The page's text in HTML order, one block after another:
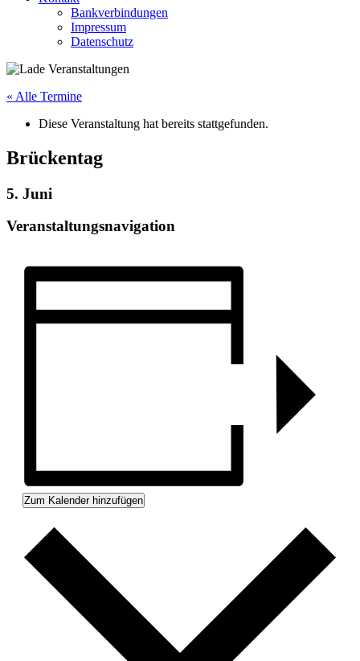
Bankverbindungen
Impressum
Datenschutz
« Alle Termine
Diese Veranstaltung hat bereits stattgefunden.
Brückentag
5. Juni
Veranstaltungsnavigation
Zum Kalender hinzufügen